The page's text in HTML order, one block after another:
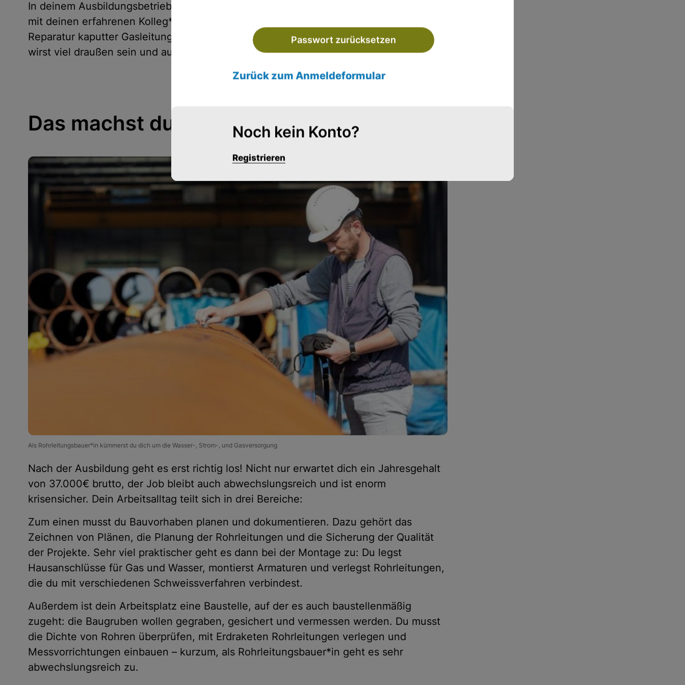
In deinem Ausbildungsbetrieb bist du ab Tag 1 auf der Baustelle am Start! Zusammen
mit deinen erfahrenen Kolleg*innen macht ihr von 1-tägigen Hausanschlüssen bis zur
Reparatur kaputter Gasleitungen alles rund um das Thema Rohre und Leitungen. Du
wirst viel draußen sein und auch unter der Erde arbeiten.
Das machst du im Beruf
Als Rohrleitungsbauer*in kümmerst du dich um die Wasser-, Strom-, und Gasversorgung
Nach der Ausbildung geht es erst richtig los! Nicht nur erwartet dich ein Jahresgehalt
von 37.000€ brutto, der Job bleibt auch abwechslungsreich und ist enorm
krisensicher. Dein Arbeitsalltag teilt sich in drei Bereiche:
Zum einen musst du Bauvorhaben planen und dokumentieren. Dazu gehört das
Zeichnen von Plänen, die Planung der Rohrleitungen und die Sicherung der Qualität
der Projekte. Sehr viel praktischer geht es dann bei der Montage zu: Du legst
Hausanschlüsse für Gas und Wasser, montierst Armaturen und verlegst Rohrleitungen,
die du mit verschiedenen Schweissverfahren verbindest.
Außerdem ist dein Arbeitsplatz eine Baustelle, auf der es auch baustellenmäßig
zugeht: die Baugruben wollen gegraben, gesichert und vermessen werden. Du musst
die Dichte von Rohren überprüfen, mit Erdraketen Rohrleitungen verlegen und
Messvorrichtungen einbauen – kurzum, als Rohrleitungsbauer*in geht es sehr
abwechslungsreich zu.
Zurück zum Anmeldeformular
Noch kein Konto?
Registrieren